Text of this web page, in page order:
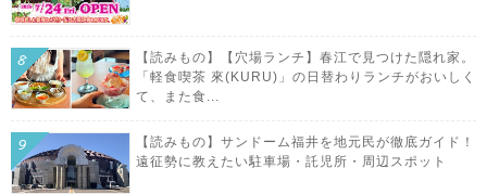
【読みもの】【穴場ランチ】春江で見つけた隠れ家。
「軽食喫茶 來(KURU)」の日替わりランチがおいしく
て、また食...
【読みもの】サンドーム福井を地元民が徹底ガイド！
遠征勢に教えたい駐車場・託児所・周辺スポット